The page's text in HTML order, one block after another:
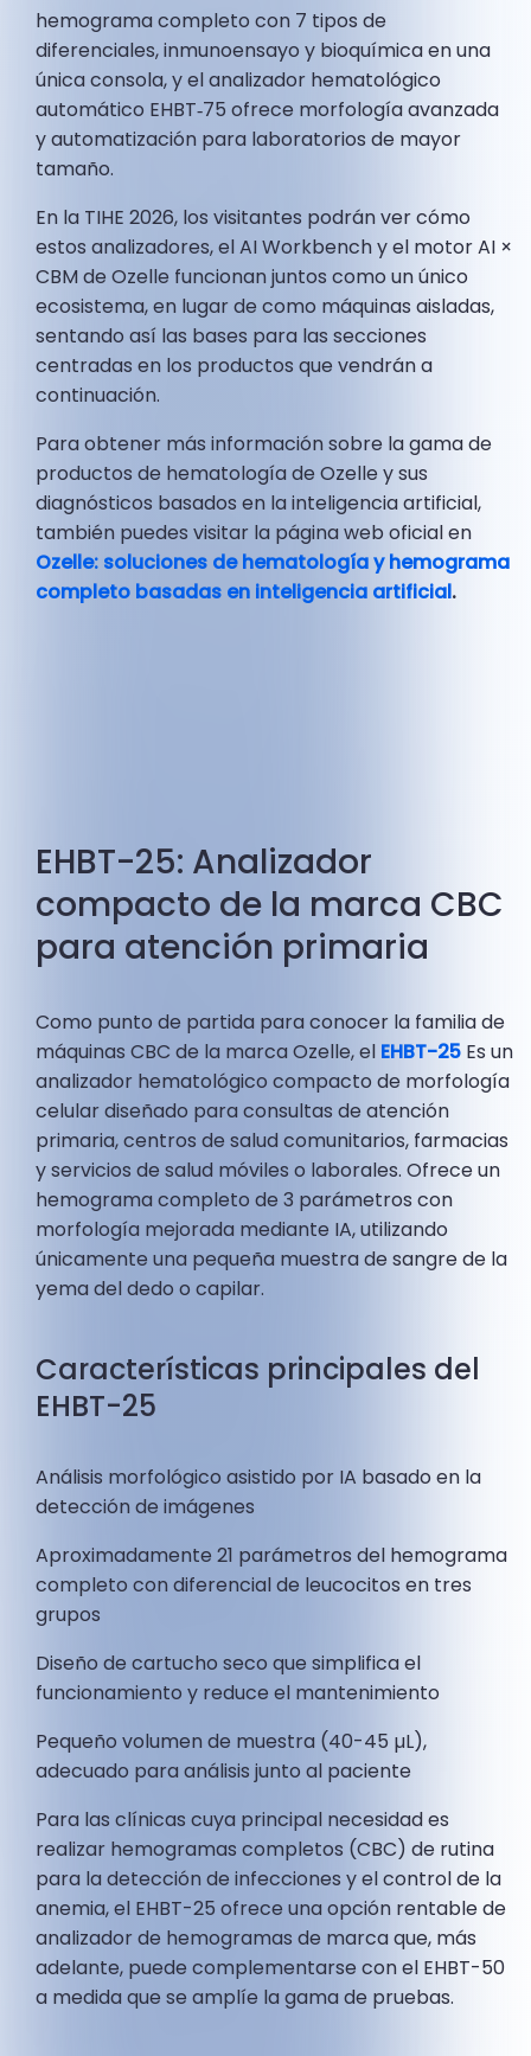
hemograma completo con 7 tipos de
diferenciales, inmunoensayo y bioquímica en una
única consola, y el analizador hematológico
automático EHBT‑75 ofrece morfología avanzada
y automatización para laboratorios de mayor
tamaño.
En la TIHE 2026, los visitantes podrán ver cómo
estos analizadores, el AI Workbench y el motor AI ×
CBM de Ozelle funcionan juntos como un único
ecosistema, en lugar de como máquinas aisladas,
sentando así las bases para las secciones
centradas en los productos que vendrán a
continuación.
Para obtener más información sobre la gama de
productos de hematología de Ozelle y sus
diagnósticos basados en la inteligencia artificial,
también puedes visitar la página web oficial en
Ozelle: soluciones de hematología y hemograma
completo basadas en inteligencia artificial.
EHBT-25: Analizador
compacto de la marca CBC
para atención primaria
Como punto de partida para conocer la familia de
máquinas CBC de la marca Ozelle, el EHBT-25 Es un
analizador hematológico compacto de morfología
celular diseñado para consultas de atención
primaria, centros de salud comunitarios, farmacias
y servicios de salud móviles o laborales. Ofrece un
hemograma completo de 3 parámetros con
morfología mejorada mediante IA, utilizando
únicamente una pequeña muestra de sangre de la
yema del dedo o capilar.
Características principales del
EHBT-25
Análisis morfológico asistido por IA basado en la
detección de imágenes
Aproximadamente 21 parámetros del hemograma
completo con diferencial de leucocitos en tres
grupos
Diseño de cartucho seco que simplifica el
funcionamiento y reduce el mantenimiento
Pequeño volumen de muestra (40-45 µL),
adecuado para análisis junto al paciente
Para las clínicas cuya principal necesidad es
realizar hemogramas completos (CBC) de rutina
para la detección de infecciones y el control de la
anemia, el EHBT-25 ofrece una opción rentable de
analizador de hemogramas de marca que, más
adelante, puede complementarse con el EHBT-50
a medida que se amplíe la gama de pruebas.